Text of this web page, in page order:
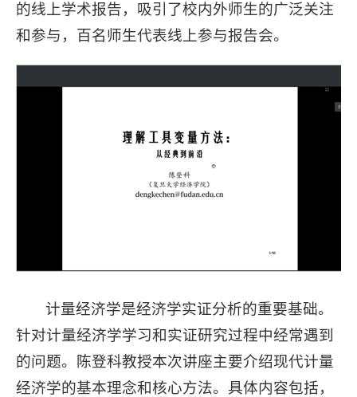
的线上学术报告，吸引了校内外师生的广泛关注
和参与，百名师生代表线上参与报告会。
计量经济学是经济学实证分析的重要基础。
针对计量经济学学习和实证研究过程中经常遇到
的问题。陈登科教授本次讲座主要介绍现代计量
经济学的基本理念和核心方法。具体内容包括，